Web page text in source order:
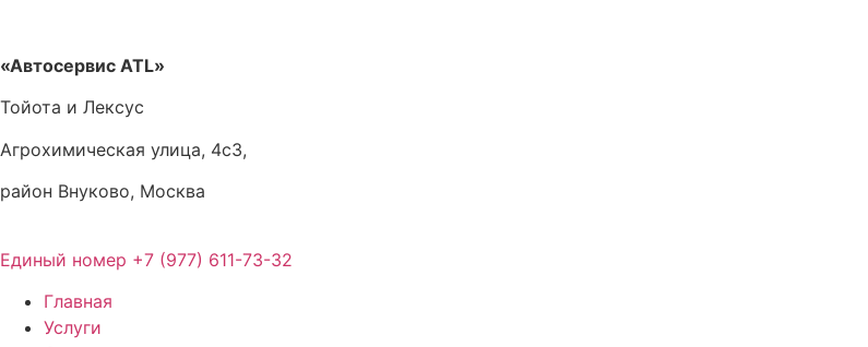
содержимому
«Автосервис ATL»
Тойота и Лексус
Агрохимическая улица, 4с3,
район Внуково, Москва
Единый номер +7 (977) 611-73-32
Главная
Услуги